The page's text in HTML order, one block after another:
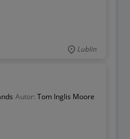
Lublin
Autor: Tom Inglis Moore